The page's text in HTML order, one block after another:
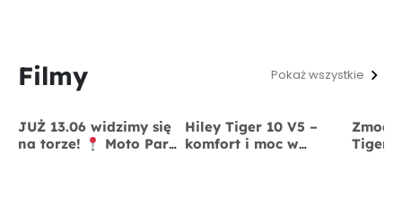
Filmy Pokaż wszystkie
JUŻ 13.06 widzimy się
na torze!
Moto Park
Hiley Tiger 10 V5 –
komfort i moc w
Tiger